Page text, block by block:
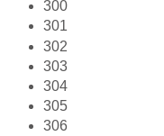
300
301
302
303
304
305
306